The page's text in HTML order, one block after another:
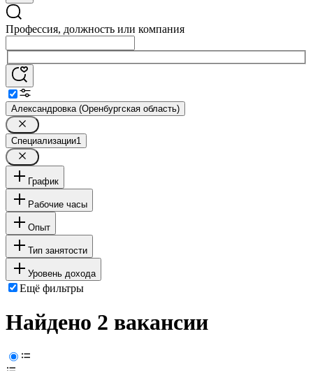
Профессия, должность или компания
Александровка (Оренбургская область)
Специализации1
График
Рабочие часы
Опыт
Тип занятости
Уровень дохода
Ещё фильтры
Найдено 2 вакансии